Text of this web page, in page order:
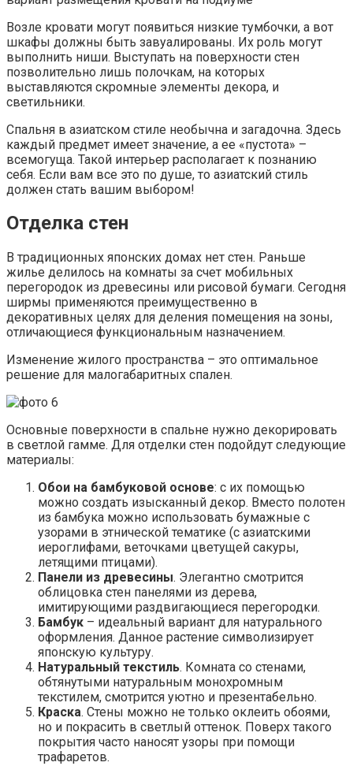
Возле кровати могут появиться низкие тумбочки, а вот
шкафы должны быть завуалированы. Их роль могут
выполнить ниши. Выступать на поверхности стен
позволительно лишь полочкам, на которых
выставляются скромные элементы декора, и
светильники.
Спальня в азиатском стиле необычна и загадочна. Здесь
каждый предмет имеет значение, а ее «пустота» –
всемогуща. Такой интерьер располагает к познанию
себя. Если вам все это по душе, то азиатский стиль
должен стать вашим выбором!
Отделка стен
В традиционных японских домах нет стен. Раньше
жилье делилось на комнаты за счет мобильных
перегородок из древесины или рисовой бумаги. Сегодня
ширмы применяются преимущественно в
декоративных целях для деления помещения на зоны,
отличающиеся функциональным назначением.
Изменение жилого пространства – это оптимальное
решение для малогабаритных спален.
Основные поверхности в спальне нужно декорировать
в светлой гамме. Для отделки стен подойдут следующие
материалы:
Обои на бамбуковой основе: с их помощью
можно создать изысканный декор. Вместо полотен
из бамбука можно использовать бумажные с
узорами в этнической тематике (с азиатскими
иероглифами, веточками цветущей сакуры,
летящими птицами).
Панели из древесины. Элегантно смотрится
облицовка стен панелями из дерева,
имитирующими раздвигающиеся перегородки.
Бамбук – идеальный вариант для натурального
оформления. Данное растение символизирует
японскую культуру.
Натуральный текстиль. Комната со стенами,
обтянутыми натуральным монохромным
текстилем, смотрится уютно и презентабельно.
Краска. Стены можно не только оклеить обоями,
но и покрасить в светлый оттенок. Поверх такого
покрытия часто наносят узоры при помощи
трафаретов.